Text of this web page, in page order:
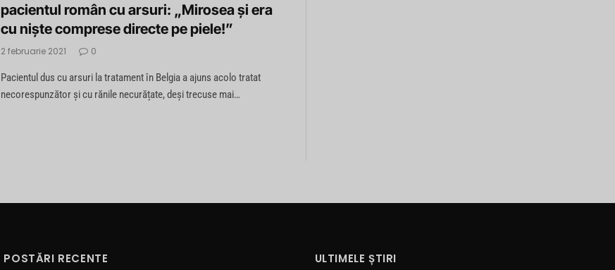
pacientul român cu arsuri: „Mirosea și era
cu niște comprese directe pe piele!”
2 februarie 2021 0
Pacientul dus cu arsuri la tratament în Belgia a ajuns acolo tratat
necorespunzător și cu rănile necurățate, deși trecuse mai…
POSTĂRI RECENTE ULTIMELE ȘTIRI